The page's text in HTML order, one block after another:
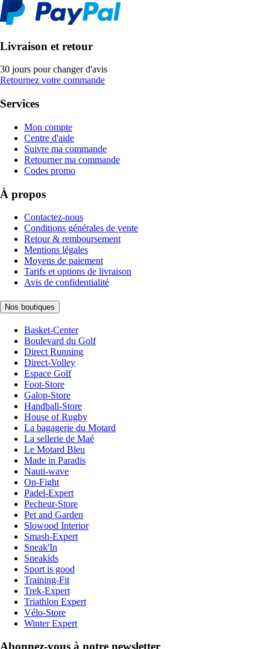
Livraison et retour
30 jours pour changer d'avis
Retournez votre commande
Services
Mon compte
Centre d'aide
Suivre ma commande
Retourner ma commande
Codes promo
À propos
Contactez-nous
Conditions générales de vente
Retour & remboursement
Mentions légales
Moyens de paiement
Tarifs et options de livraison
Avis de confidentialité
Nos boutiques
Basket-Center
Boulevard du Golf
Direct Running
Direct-Volley
Espace Golf
Foot-Store
Galop-Store
Handball-Store
House of Rugby
La bagagerie du Motard
La sellerie de Maé
Le Motard Bleu
Made in Paradis
Nauti-wave
On-Fight
Padel-Expert
Pecheur-Store
Pet and Garden
Slowood Interior
Smash-Expert
Sneak'In
Sneakids
Sport is good
Training-Fit
Trek-Expert
Triathlon Expert
Vélo-Store
Winter Expert